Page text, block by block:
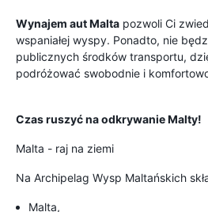
Wynajem aut Malta pozwoli Ci
wspaniałej wyspy. Ponadto, nie
publicznych środków transportu,
podróżować swobodnie i
Czas ruszyć na odkrywanie Malty!
Malta - raj na ziemi
Na Archipelag Wysp Maltańskich
Malta,